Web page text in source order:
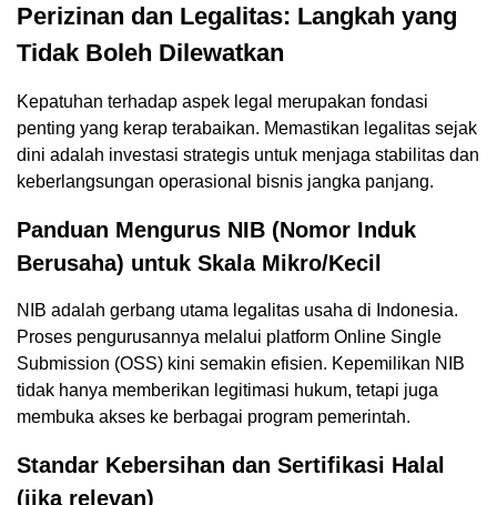
Perizinan dan Legalitas: Langkah yang
Tidak Boleh Dilewatkan
Kepatuhan terhadap aspek legal merupakan fondasi
penting yang kerap terabaikan. Memastikan legalitas sejak
dini adalah investasi strategis untuk menjaga stabilitas dan
keberlangsungan operasional bisnis jangka panjang.
Panduan Mengurus NIB (Nomor Induk
Berusaha) untuk Skala Mikro/Kecil
NIB adalah gerbang utama legalitas usaha di Indonesia.
Proses pengurusannya melalui platform Online Single
Submission (OSS) kini semakin efisien. Kepemilikan NIB
tidak hanya memberikan legitimasi hukum, tetapi juga
membuka akses ke berbagai program pemerintah.
Standar Kebersihan dan Sertifikasi Halal
(jika relevan)